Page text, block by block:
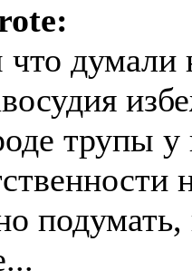
думали
трупы у
подумать,